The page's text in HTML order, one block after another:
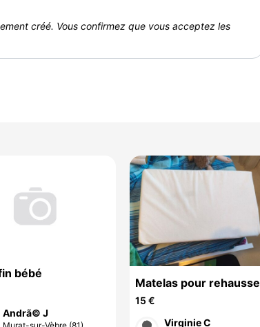
créé. Vous confirmez que vous acceptez les
bébé
Andrã© J
Murat-sur-Vèbre (81)
Matelas pour rehausse
bebe lit
15 €
Virginie C